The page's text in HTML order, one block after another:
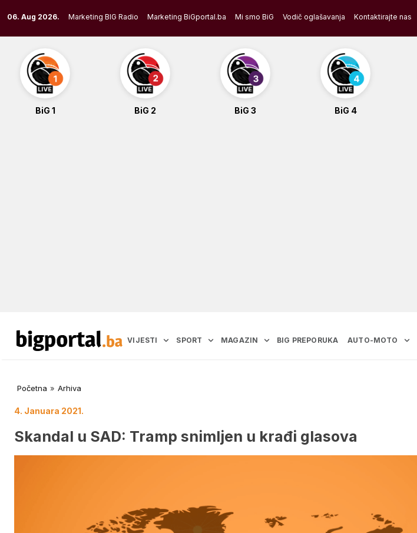
to
content
06. Aug 2026. Marketing BIG Radio Marketing BiGportal.ba Mi smo BiG Vodič oglašavanja Kontaktirajte nas
BiG 1 BiG 2 BiG 3 BiG 4
VIJESTI SPORT MAGAZIN BIG PREPORUKA AUTO-MOTO
Početna » Arhiva
4. Januara 2021.
Skandal u SAD: Tramp snimljen u krađi glasova